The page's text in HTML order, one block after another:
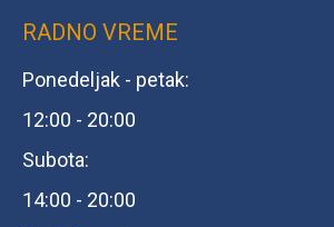
RADNO VREME
Ponedeljak - petak:
12:00 - 20:00
Subota:
14:00 - 20:00